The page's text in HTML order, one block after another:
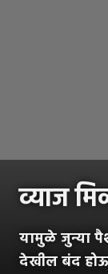
व्याज
यामुळे जुन्या
देखील बंद